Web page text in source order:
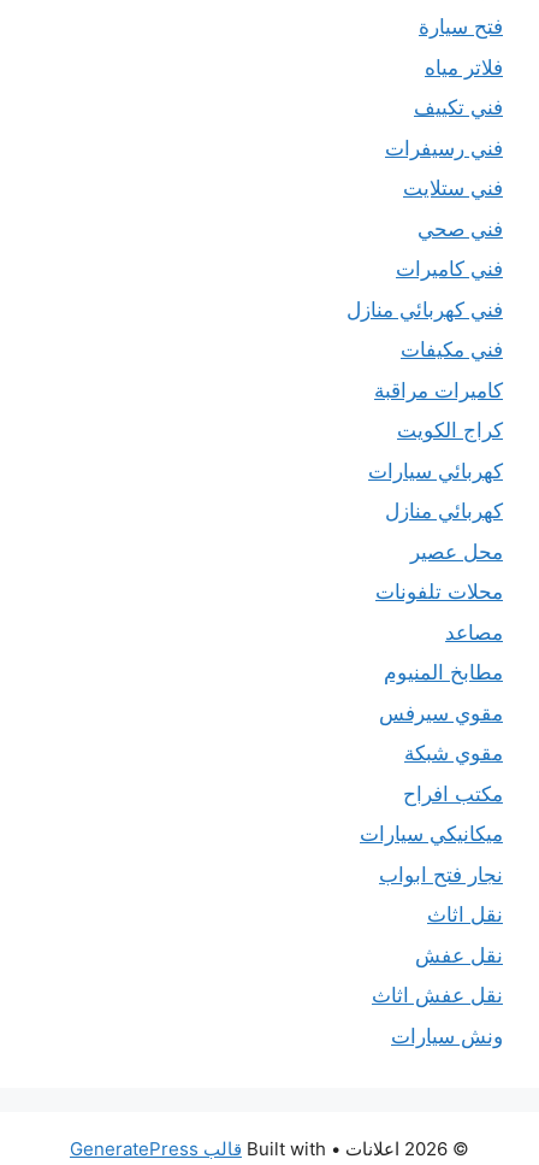
فتح سيارة
فلاتر مياه
فني تكييف
فني رسيفرات
فني ستلايت
فني صحي
فني كاميرات
فني كهربائي منازل
فني مكيفات
كاميرات مراقبة
كراج الكويت
كهربائي سيارات
كهربائي منازل
محل عصير
محلات تلفونات
مصاعد
مطابخ المنيوم
مقوي سيرفس
مقوي شبكة
مكتب افراح
ميكانيكي سيارات
نجار فتح ابواب
نقل اثاث
نقل عفش
نقل عفش اثاث
ونش سيارات
© 2026 اعلانات • Built with قالب GeneratePress